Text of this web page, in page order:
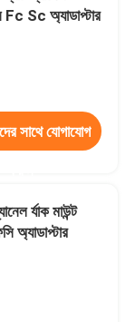
Fc Sc অ্যাডাপ্টার
সাথে যোগাযোগ
র্যাক মাউন্ট
অ্যাডাপ্টার